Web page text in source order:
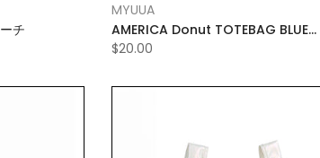
チ
MYUUA
AMERICA Donut TOTEBAG BLUE
CHECK
$20.00